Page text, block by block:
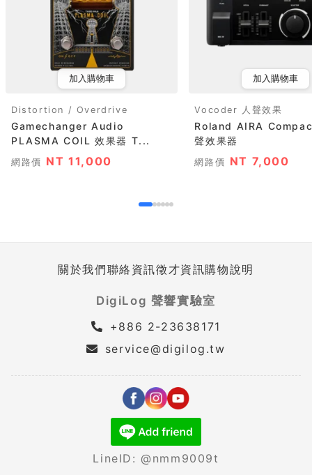
加入購物車
Distortion / Overdrive
Gamechanger Audio
PLASMA COIL 效果器 T...
網路價 NT 11,000
加入購物車
Vocoder 人聲效果
Roland AIRA
聲效果器
網路價 NT 7,000
關於我們聯絡資訊徵才資訊購物說明
DigiLog 聲響實驗室
+886 2-23638171
service@digilog.tw
LineID: @nmm9009t